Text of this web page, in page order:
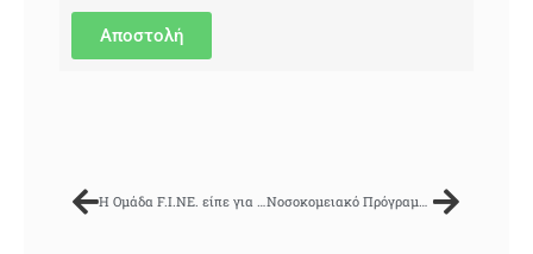
Αποστολή
Η Ομάδα F.I.NE. είπε για εμάς… Νοσοκομειακό Πρόγραμμα με λιγότερα από 1€ την μέρα…